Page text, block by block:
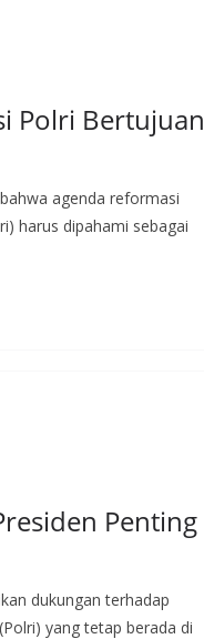
Polri Bertujuan
agenda reformasi
harus dipahami sebagai
Penting
dukungan terhadap
yang tetap berada di